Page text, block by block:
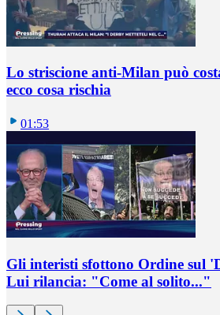
Lo striscione anti-Milan può
ecco cosa rischia
01:53
Gli interisti sfottono Ordine sul
Lui rilancia: "Come al solito..."